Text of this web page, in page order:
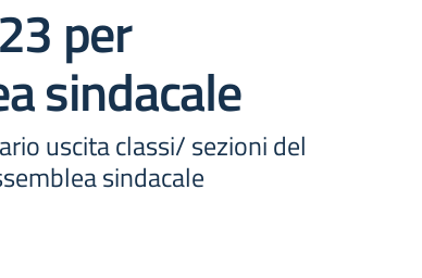
per
sindacale
uscita classi/ sezioni del
sindacale